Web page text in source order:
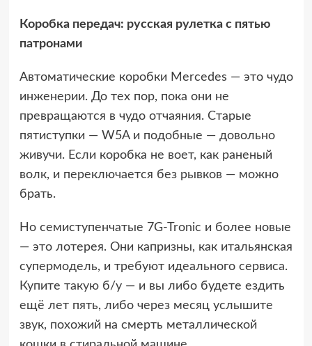
Коробка передач: русская рулетка с пятью
патронами
Автоматические коробки Mercedes — это чудо
инженерии. До тех пор, пока они не
превращаются в чудо отчаяния. Старые
пятиступки — W5A и подобные — довольно
живучи. Если коробка не воет, как раненый
волк, и переключается без рывков — можно
брать.
Но семиступенчатые 7G-Tronic и более новые
— это лотерея. Они капризны, как итальянская
супермодель, и требуют идеального сервиса.
Купите такуюб/у — и вы либо будете ездить
ещё лет пять, либо через месяц услышите
звук, похожий на смерть металлической